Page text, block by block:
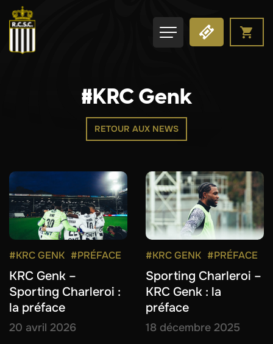
#KRC Genk
RETOUR AUX NEWS
#KRC GENK #PRÉFACE
KRC Genk –
Sporting Charleroi :
la préface
20 avril 2026
#KRC GENK #PRÉFACE
Sporting Charleroi –
KRC Genk : la
préface
18 décembre 2025